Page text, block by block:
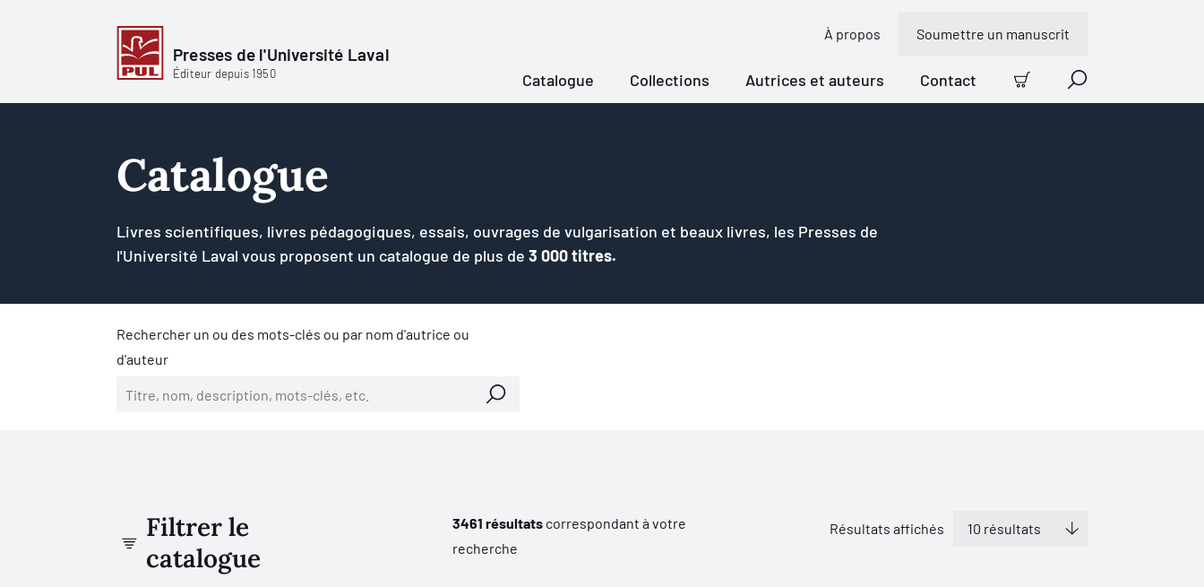
Presses de l'Université Laval
Éditeur depuis 1950
À propos Soumettre un manuscrit
Catalogue Collections Autrices et auteurs Contact
Panier Recherche
Catalogue
Livres scientifiques, livres pédagogiques, essais, ouvrages de vulgarisation et beaux livres, les Presses de
l'Université Laval vous proposent un catalogue de plus de 3 000 titres.
Rechercher un ou des mots-clés ou par nom d'autrice ou
d'auteur
Filtrer le
catalogue
3461 résultatscorrespondant à votre
recherche
Résultats affichés